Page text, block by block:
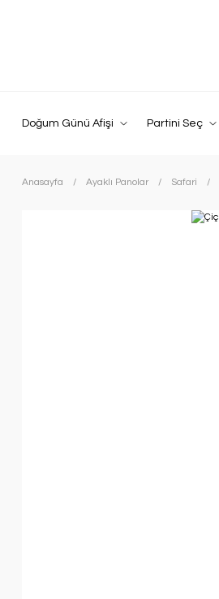
Doğum Günü Afişi Partini Seç
Anasayfa Ayaklı Panolar Safari